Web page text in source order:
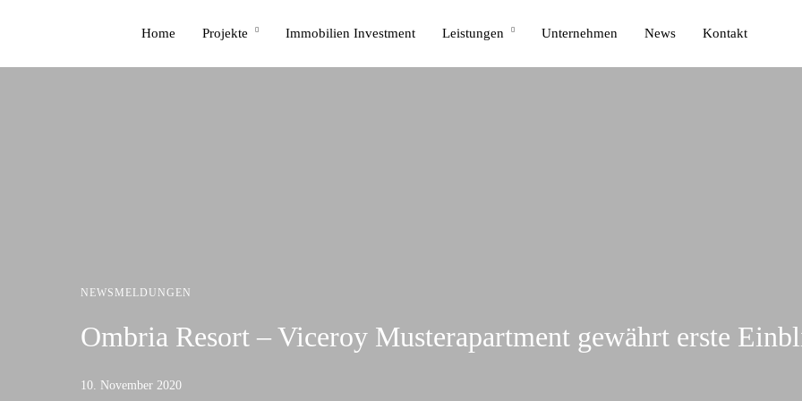
Home Projekte Immobilien Investment Leistungen Unternehmen News Kontakt
NEWSMELDUNGEN
Ombria Resort – Viceroy Musterapartment gewährt erste
10. November 2020